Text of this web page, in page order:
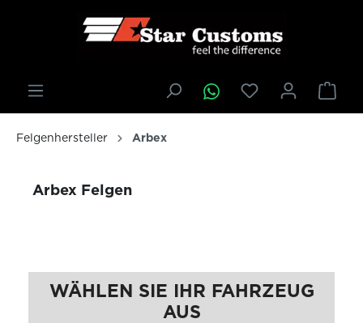
springen
Felgenhersteller Arbex
Arbex Felgen
WÄHLEN SIE IHR FAHRZEUG
AUS